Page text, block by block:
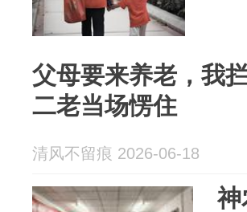
父母要来养老，我
二老当场愣住
清风不留痕 2026-06-18
神